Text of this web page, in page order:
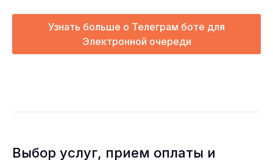
Узнать больше о Телеграм боте для
Электронной очереди
Выбор услуг, прием оплаты и